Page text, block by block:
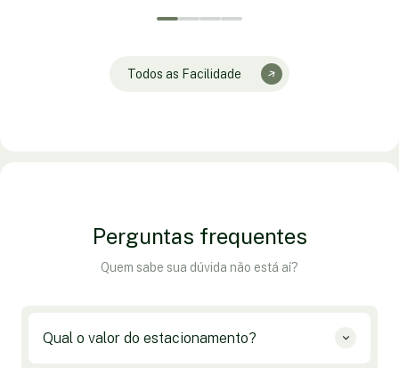
Todos as Facilidade
Perguntas frequentes
Quem sabe sua dúvida não está aí?
Qual o valor do estacionamento?